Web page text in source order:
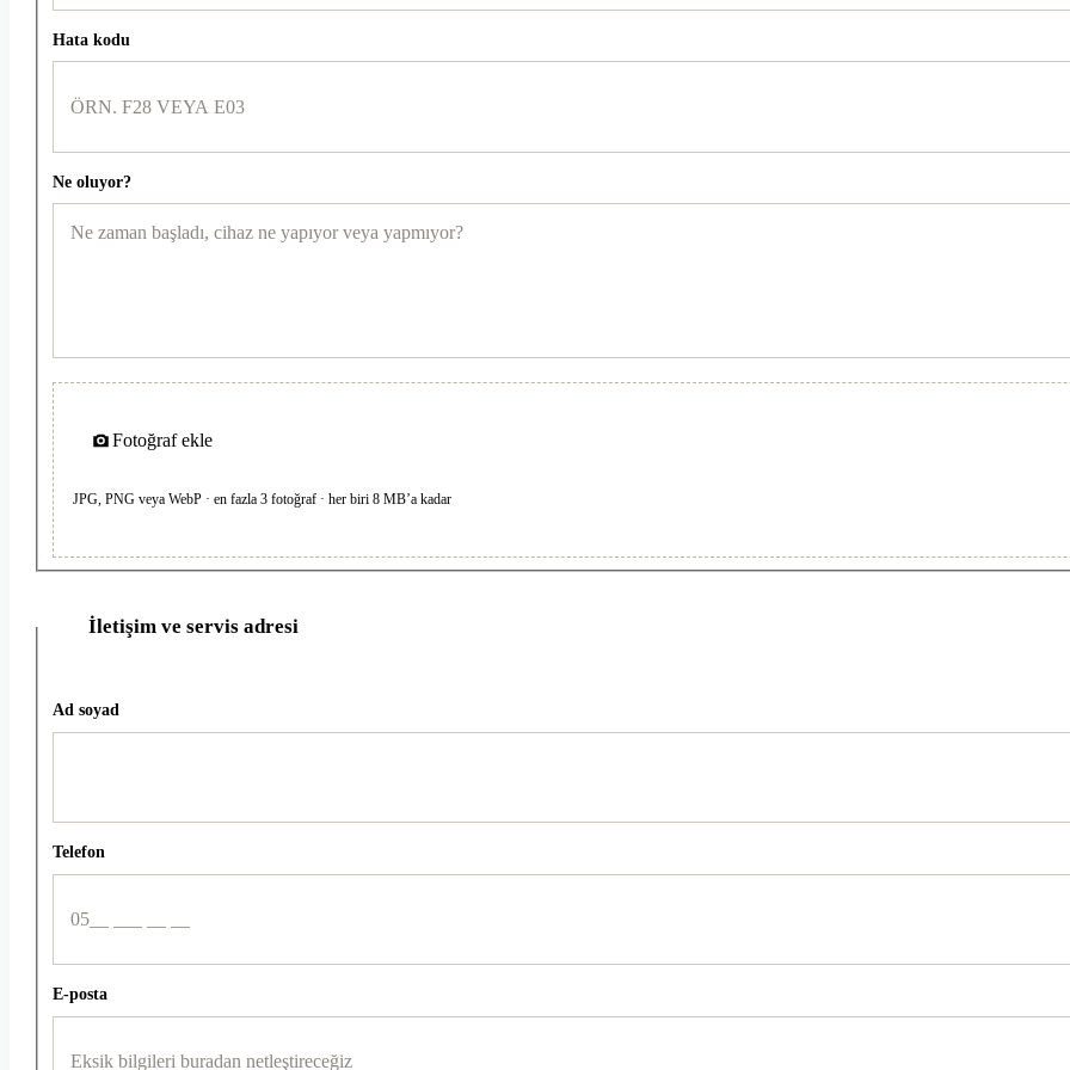
Hata kodu
Ne oluyor?
Fotoğraf ekle
JPG, PNG veya WebP · en fazla 3 fotoğraf · her biri 8 MB’a kadar
İletişim ve servis adresi
Ad soyad
Telefon
E-posta